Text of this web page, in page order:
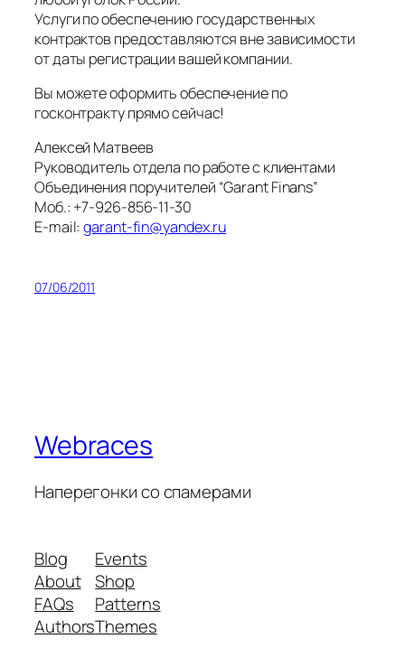
Услуги по обеспечению государственных
контрактов предоставляются вне зависимости
от даты регистрации вашей компании.
Вы можете оформить обеспечение по
госконтракту прямо сейчас!
Алексей Матвеев
Руководитель отдела по работе с клиентами
Объединения поручителей “Garant Finans”
Моб.: +7-926-856-11-30
E-mail:garant-fin@yandex.ru
07/06/2011
Webraces
Наперегонки со спамерами
Blog
About
FAQs
Authors
Events
Shop
Patterns
Themes